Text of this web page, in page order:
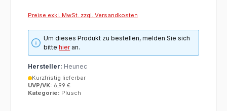
Preise exkl. MwSt. zzgl. Versandkosten
Um dieses Produkt zu bestellen, melden Sie sich
bittehieran.
Hersteller: Heunec
Kurzfristig lieferbar
UVP/VK: 6,99 €
Kategorie: Plüsch